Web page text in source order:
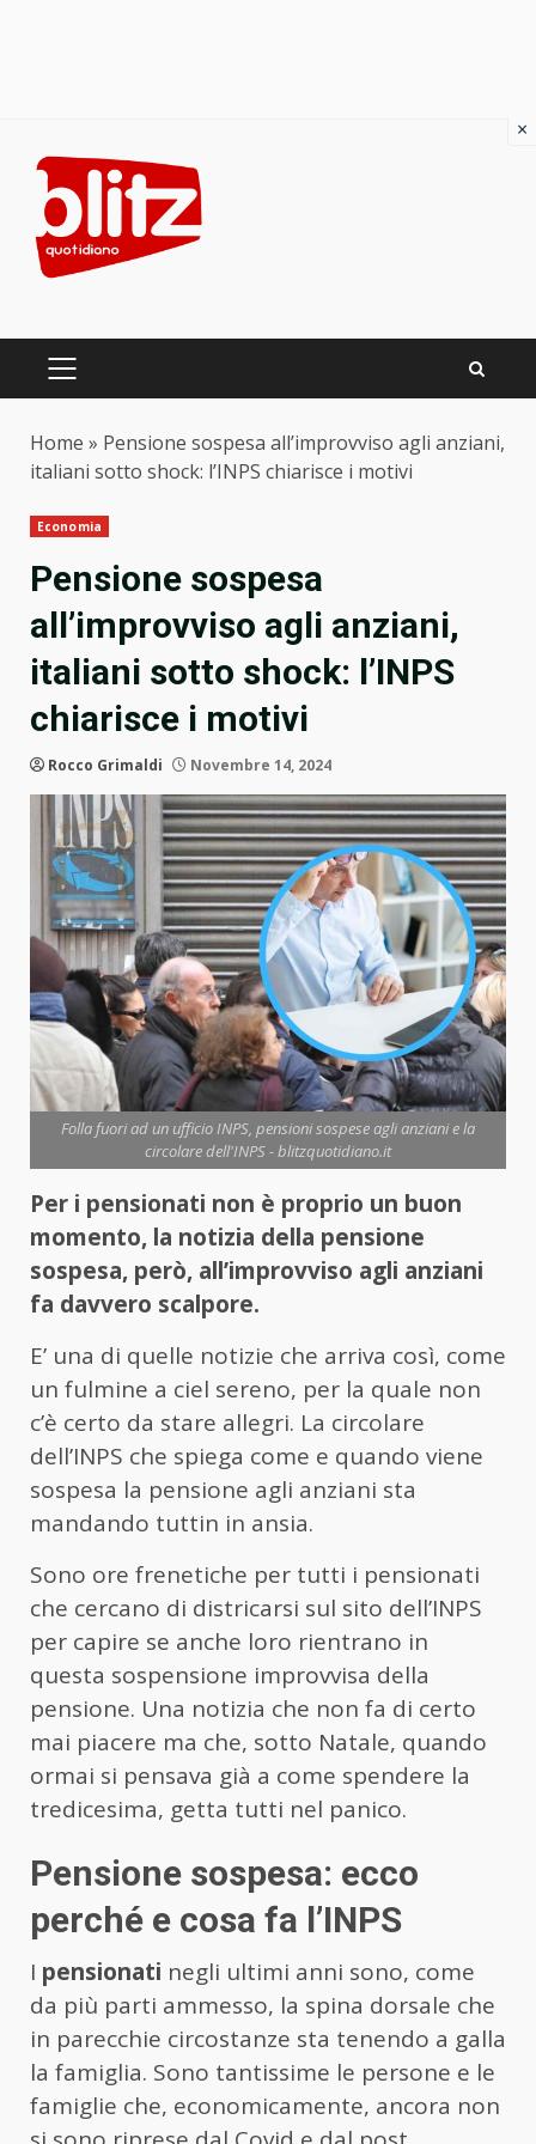
content
PRIMARY
Home » Pensione sospesa all’improvviso agli anziani,
italiani sotto shock: l’INPS chiarisce i motivi
Economia
Pensione sospesa
all’improvviso agli anziani,
italiani sotto shock: l’INPS
chiarisce i motivi
Rocco Grimaldi Novembre 14, 2024
Folla fuori ad un ufficio INPS, pensioni sospese agli anziani e la
circolare dell'INPS - blitzquotidiano.it
Per i pensionati non è proprio un buon
momento, la notizia della pensione
sospesa, però, all’improvviso agli anziani
fa davvero scalpore.
E’ una di quelle notizie che arriva così, come
un fulmine a ciel sereno, per la quale non
c’è certo da stare allegri. La circolare
dell’INPS che spiega come e quando viene
sospesa la pensione agli anziani sta
mandando tuttin in ansia.
Sono ore frenetiche per tutti i pensionati
che cercano di districarsi sul sito dell’INPS
per capire se anche loro rientrano in
questa sospensione improvvisa della
pensione. Una notizia che non fa di certo
mai piacere ma che, sotto Natale, quando
ormai si pensava già a come spendere la
tredicesima, getta tutti nel panico.
Pensione sospesa: ecco
perché e cosa fa l’INPS
I pensionati negli ultimi anni sono, come
da più parti ammesso, la spina dorsale che
in parecchie circostanze sta tenendo a galla
la famiglia. Sono tantissime le persone e le
famiglie che, economicamente, ancora non
×